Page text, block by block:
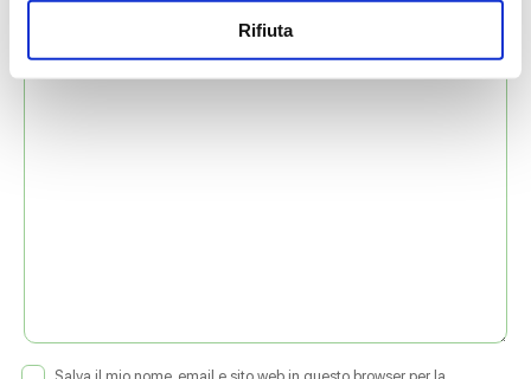
Rifiuta
Salva il mio nome, email e sito web in questo browser per la